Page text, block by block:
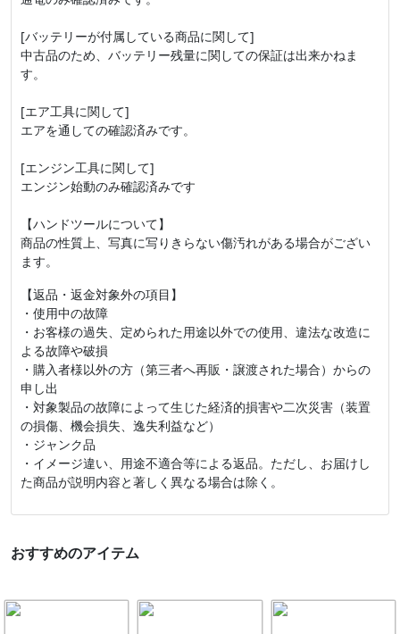
[バッテリーが付属している商品に関して]
中古品のため、バッテリー残量に関しての保証は出来かねま
す。
[エア工具に関して]
エアを通しての確認済みです。
[エンジン工具に関して]
エンジン始動のみ確認済みです
【ハンドツールについて】
商品の性質上、写真に写りきらない傷汚れがある場合がござい
ます。
【返品・返金対象外の項目】
・使用中の故障
・お客様の過失、定められた用途以外での使用、違法な改造に
よる故障や破損
・購入者様以外の方（第三者へ再販・譲渡された場合）からの
申し出
・対象製品の故障によって生じた経済的損害や二次災害（装置
の損傷、機会損失、逸失利益など）
・ジャンク品
・イメージ違い、用途不適合等による返品。ただし、お届けし
た商品が説明内容と著しく異なる場合は除く。
おすすめのアイテム